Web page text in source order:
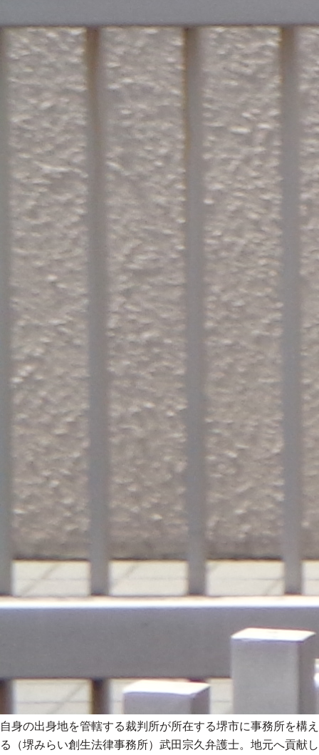
自身の出身地を管轄する裁判所が所在する堺市に事務所を構え
る（堺みらい創生法律事務所）武田宗久弁護士。地元へ貢献し